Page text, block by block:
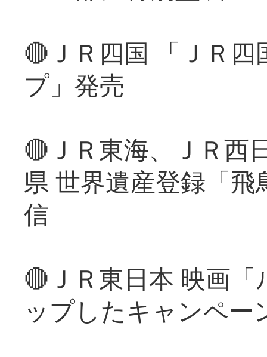
🔴ＪＲ四国 「ＪＲ
プ」発売
🔴ＪＲ東海、ＪＲ西
県 世界遺産登録「
信
🔴ＪＲ東日本 映画
ップしたキャンペー